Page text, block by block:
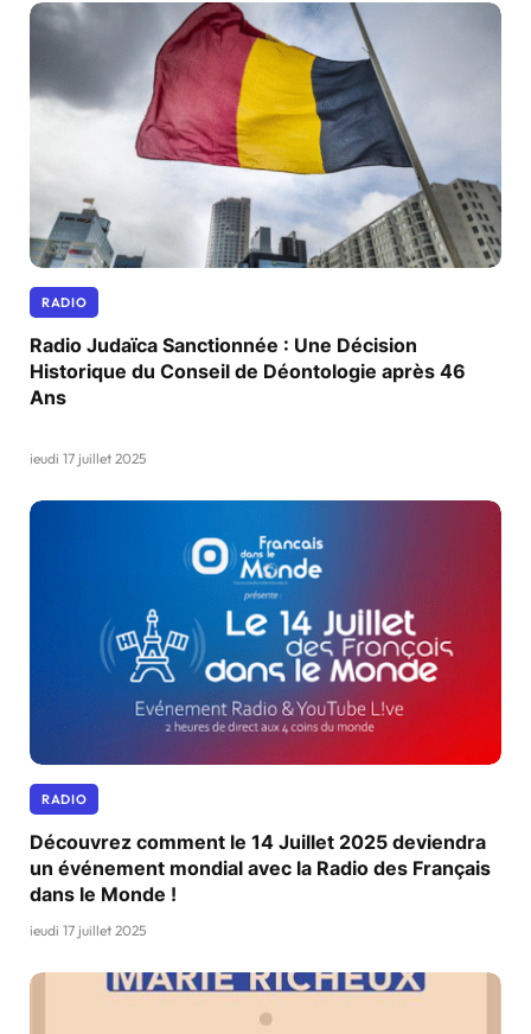
RADIO
Radio Judaïca Sanctionnée : Une Décision
Historique du Conseil de Déontologie après 46
Ans
jeudi 17 juillet 2025
RADIO
Découvrez comment le 14 Juillet 2025 deviendra
un événement mondial avec la Radio des Français
dans le Monde !
jeudi 17 juillet 2025